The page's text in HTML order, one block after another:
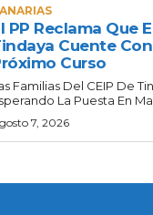
PP Reclama Que
Cuente
Curso
Familias Del CEIP De
La Puesta En
7, 2026